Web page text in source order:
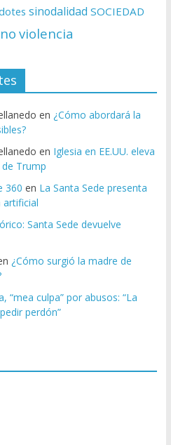
sinodalidad SOCIEDAD
violencia
en ¿Cómo abordará la
en Iglesia en EE.UU. eleva
Trump
360 en La Santa Sede presenta
artificial
Santa Sede devuelve
¿Cómo surgió la madre de
“mea culpa” por abusos: “La
perdón”